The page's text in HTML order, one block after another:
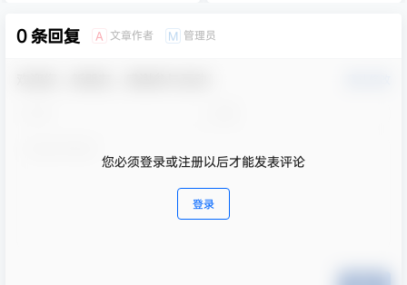
0 条回复 A 文章作者 M 管理员
您必须登录或注册以后才能发表评论
登录